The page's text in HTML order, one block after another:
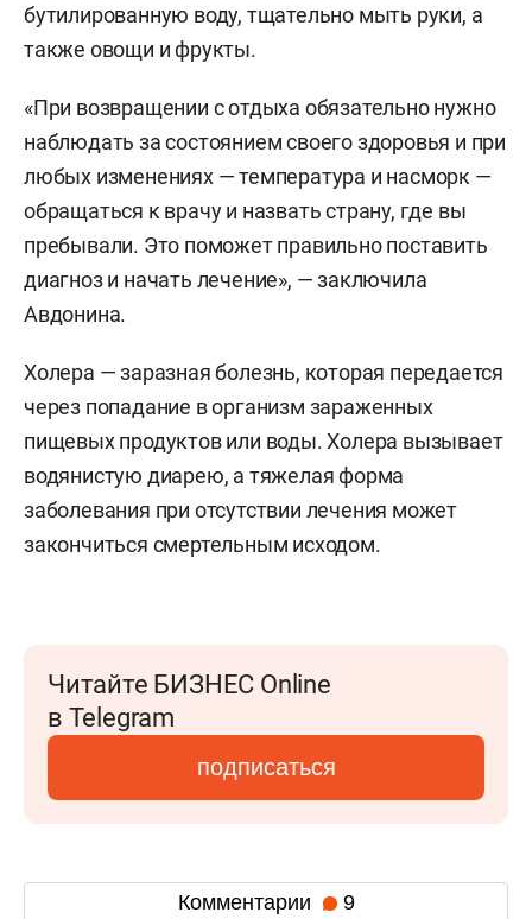
бутилированную воду, тщательно мыть руки, а
также овощи и фрукты.
«При возвращении с отдыха обязательно нужно
наблюдать за состоянием своего здоровья и при
любых изменениях — температура и насморк —
обращаться к врачу и назвать страну, где вы
пребывали. Это поможет правильно поставить
диагноз и начать лечение», — заключила
Авдонина.
Холера — заразная болезнь, которая передается
через попадание в организм зараженных
пищевых продуктов или воды. Холера вызывает
водянистую диарею, а тяжелая форма
заболевания при отсутствии лечения может
закончиться смертельным исходом.
Читайте БИЗНЕС Online
в Telegram
подписаться
Комментарии 9